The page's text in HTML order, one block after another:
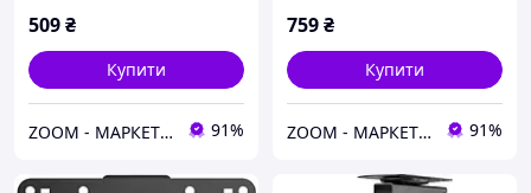
509₴
Купити
ZOOM - МАРКЕТ ЦИФРОВОЇ ТЕХНІКИ 91%
759₴
Купити
ZOOM - МАРКЕТ ЦИФРОВОЇ ТЕХНІКИ 91%